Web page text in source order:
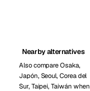
Nearby alternatives
Also compare Osaka,
Japón, Seoul, Corea del
Sur, Taipei, Taiwán when